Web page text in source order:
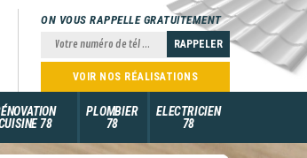
ON VOUS RAPPELLE GRATUITEMENT
VOIR NOS RÉALISATIONS
78
PLOMBIER
78
ELECTRICIEN
78